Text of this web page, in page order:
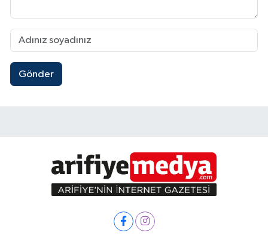
Gönder